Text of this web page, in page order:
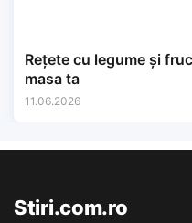
Rețete cu legume și
masa ta
11.06.2026
Stiri.com.ro